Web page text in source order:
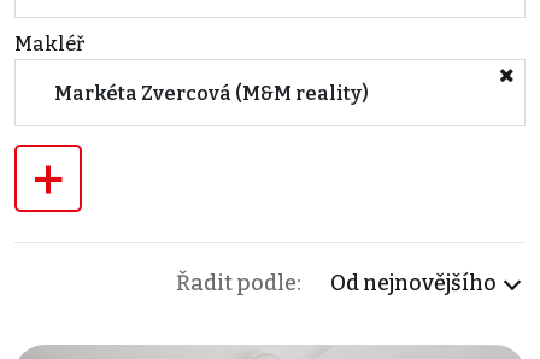
Makléř
Markéta Zvercová (M&M reality)
+
Řadit podle: Od nejnovějšího